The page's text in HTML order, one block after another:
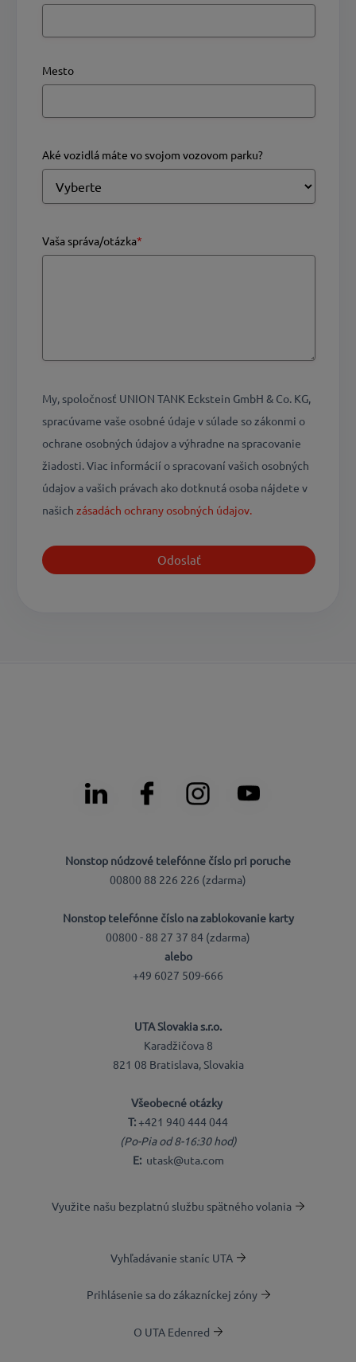
Mesto
Aké vozidlá máte vo svojom vozovom parku?
Vaša správa/otázka*
My, spoločnosť UNION TANK Eckstein GmbH & Co. KG,
spracúvame vaše osobné údaje v súlade so zákonmi o
ochrane osobných údajov a výhradne na spracovanie
žiadosti. Viac informácií o spracovaní vašich osobných
údajov a vašich právach ako dotknutá osoba nájdete v
našich zásadách ochrany osobných údajov.
Nonstop núdzové telefónne číslo pri poruche
00800 88 226 226 (zdarma)
Nonstop telefónne číslo na zablokovanie karty
00800 - 88 27 37 84 (zdarma)
alebo
+49 6027 509-666
UTA Slovakia s.r.o.
Karadžičova 8
821 08 Bratislava, Slovakia
Všeobecné otázky
T:+421 940 444 044
(Po-Pia od 8-16:30 hod)
E: utask@uta.com
Využite našu bezplatnú službu spätného volania
Vyhľadávanie staníc UTA
Prihlásenie sa do zákazníckej zóny
O UTA Edenred